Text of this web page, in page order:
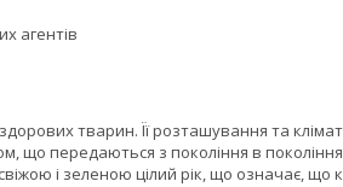
агентів
тварин. Її розташування та
передаються з покоління в
і зеленою цілий рік, що означає, що